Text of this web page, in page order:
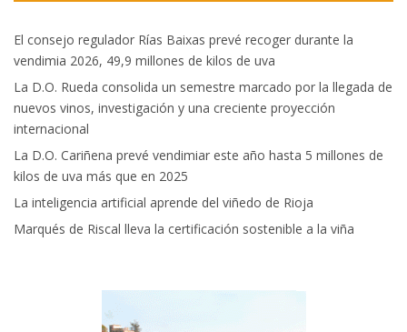
El consejo regulador Rías Baixas prevé recoger durante la
vendimia 2026, 49,9 millones de kilos de uva
La D.O. Rueda consolida un semestre marcado por la llegada de
nuevos vinos, investigación y una creciente proyección
internacional
La D.O. Cariñena prevé vendimiar este año hasta 5 millones de
kilos de uva más que en 2025
La inteligencia artificial aprende del viñedo de Rioja
Marqués de Riscal lleva la certificación sostenible a la viña